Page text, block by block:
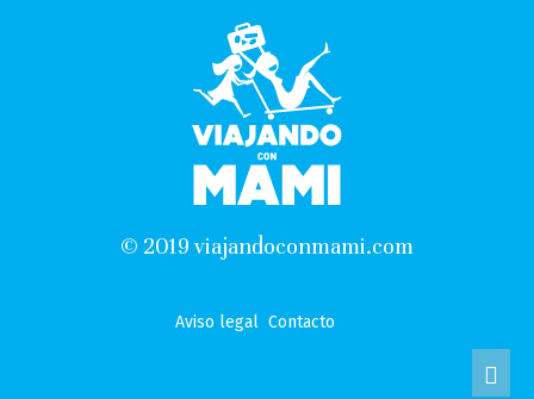
© 2019 viajandoconmami.com
Aviso legal Contacto